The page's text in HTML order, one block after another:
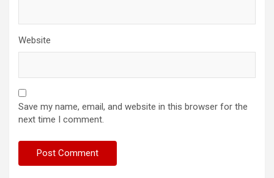
Website
Save my name, email, and website in this browser for the
next time I comment.